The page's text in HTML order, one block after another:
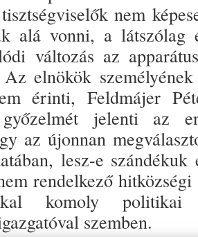
nem
alá vonni, a látszólag
válto­zás az
Az elnökök
érinti, Feldmájer
jelenti az
az újonnan
lesz-e
rendelkező
komoly politikai
szemben.